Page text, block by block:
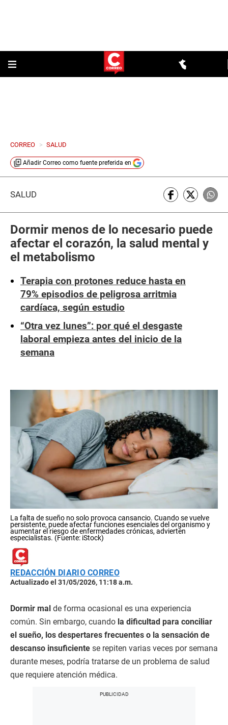
CORREO > SALUD
Añadir Correo como fuente preferida en
SALUD
Dormir menos de lo necesario puede
afectar el corazón, la salud mental y
el metabolismo
Terapia con protones reduce hasta en
79% episodios de peligrosa arritmia
cardíaca, según estudio
“Otra vez lunes”: por qué el desgaste
laboral empieza antes del inicio de la
semana
La falta de sueño no solo provoca cansancio. Cuando se vuelve
persistente, puede afectar funciones esenciales del organismo y
aumentar el riesgo de enfermedades crónicas, advierten
especialistas. (Fuente: iStock)
REDACCIÓN DIARIO CORREO
Actualizado el 31/05/2026, 11:18 a.m.
Dormir mal de forma ocasional es una experiencia
común. Sin embargo, cuando la dificultad para conciliar
el sueño, los despertares frecuentes o la sensación de
descanso insuficiente se repiten varias veces por semana
durante meses, podría tratarse de un problema de salud
que requiere atención médica.